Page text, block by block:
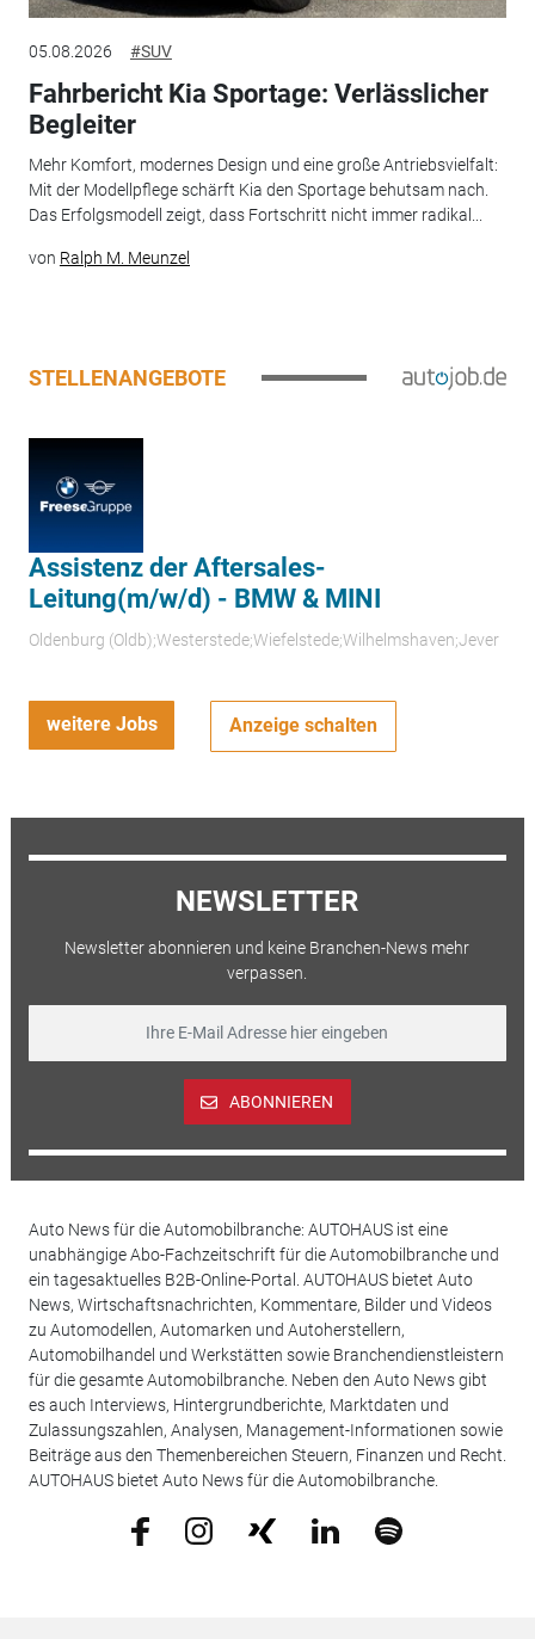
05.08.2026 #SUV
Fahrbericht Kia Sportage: Verlässlicher
Begleiter
Mehr Komfort, modernes Design und eine große Antriebsvielfalt:
Mit der Modellpflege schärft Kia den Sportage behutsam nach.
Das Erfolgsmodell zeigt, dass Fortschritt nicht immer radikal...
von Ralph M. Meunzel
STELLENANGEBOTE
Assistenz der Aftersales-
Leitung(m/w/d) - BMW & MINI
Oldenburg (Oldb);Westerstede;Wiefelstede;Wilhelmshaven;Jever
weitere Jobs Anzeige schalten
NEWSLETTER
Newsletter abonnieren und keine Branchen-News mehr
verpassen.
ABONNIEREN
Auto News für die Automobilbranche: AUTOHAUS ist eine
unabhängige Abo-Fachzeitschrift für die Automobilbranche und
ein tagesaktuelles B2B-Online-Portal. AUTOHAUS bietet Auto
News, Wirtschaftsnachrichten, Kommentare, Bilder und Videos
zu Automodellen, Automarken und Autoherstellern,
Automobilhandel und Werkstätten sowie Branchendienstleistern
für die gesamte Automobilbranche. Neben den Auto News gibt
es auch Interviews, Hintergrundberichte, Marktdaten und
Zulassungszahlen, Analysen, Management-Informationen sowie
Beiträge aus den Themenbereichen Steuern, Finanzen und Recht.
AUTOHAUS bietet Auto News für die Automobilbranche.